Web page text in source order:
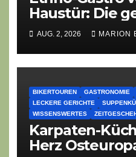
Haustür: Die
kulinarische
Gasthofs „Zur
AUG. 2, 2026 MARION
BIKERTOUREN GASTRONOMIE
LECKERE GERICHTE
WISSENSWERTES
Karpaten-
Herz